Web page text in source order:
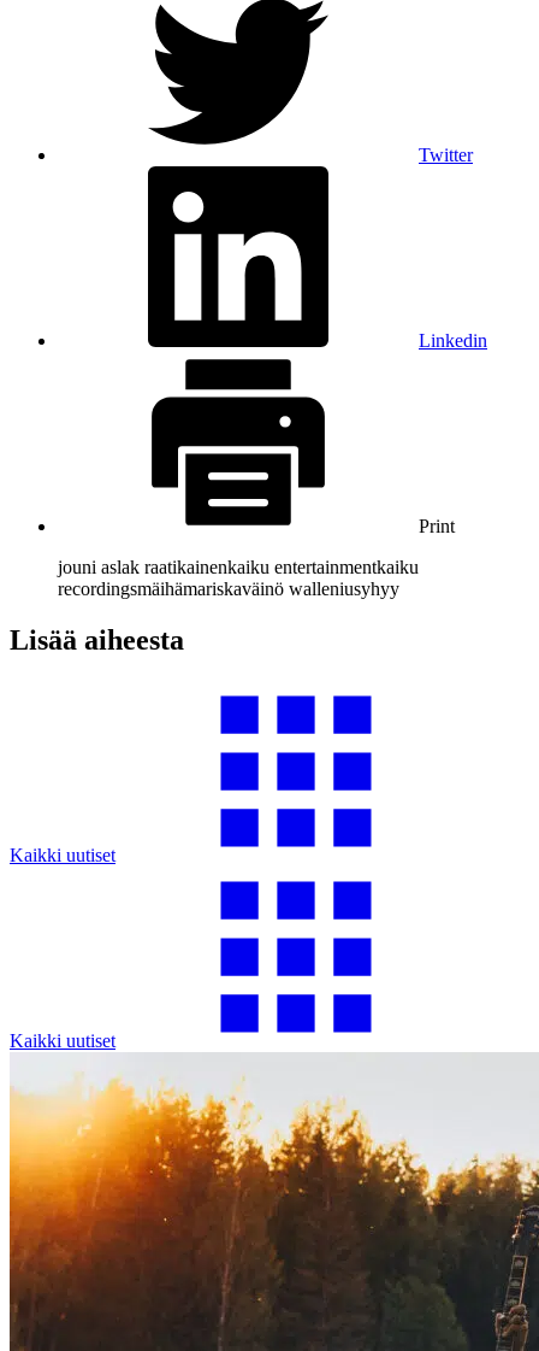
Twitter
Linkedin
Print
jouni aslak raatikainenkaiku entertainmentkaiku
recordingsmäihämariskaväinö walleniusyhyy
Lisää aiheesta
Kaikki uutiset
Kaikki uutiset